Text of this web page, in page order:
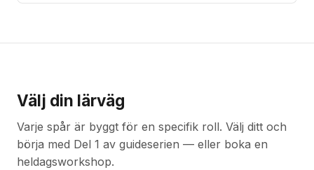
Välj din lärväg
Varje spår är byggt för en specifik roll. Välj ditt och
börja med Del 1 av guideserien — eller boka en
heldagsworkshop.